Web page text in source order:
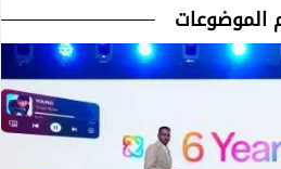
الموضوعات